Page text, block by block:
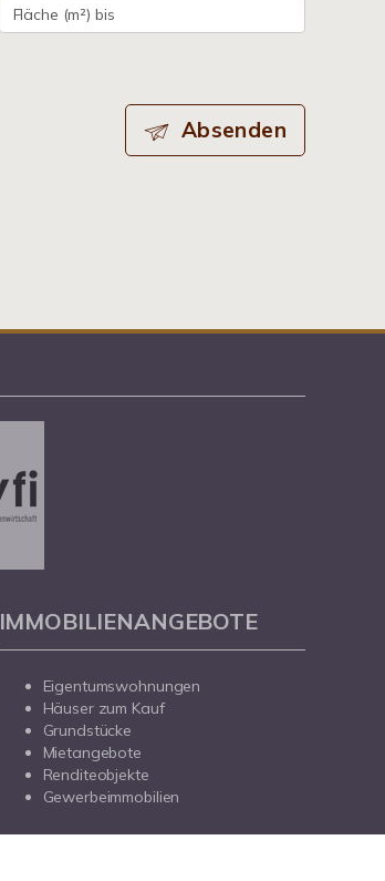
Absenden
IMMOBILIENANGEBOTE
Eigentumswohnungen
Häuser zum Kauf
Grundstücke
Mietangebote
Renditeobjekte
Gewerbeimmobilien